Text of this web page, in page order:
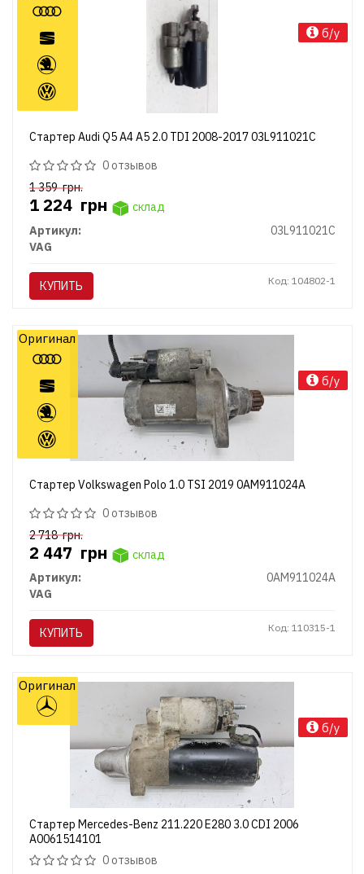
Стартер Audi Q5 A4 A5 2.0 TDI 2008-2017 03L911021C
0 отзывов
1 359грн.
1 224 грн
склад
Артикул:
03L911021C
VAG
КУПИТЬ Код: 104802-1
б/у
Стартер Volkswagen Polo 1.0 TSI 2019 0AM911024A
0 отзывов
2 718грн.
2 447 грн
склад
Артикул:
0AM911024A
VAG
КУПИТЬ Код: 110315-1
Оригинал
б/у
Стартер Mercedes-Benz 211.220 E280 3.0 CDI 2006
A0061514101
0 отзывов
Оригинал
б/у